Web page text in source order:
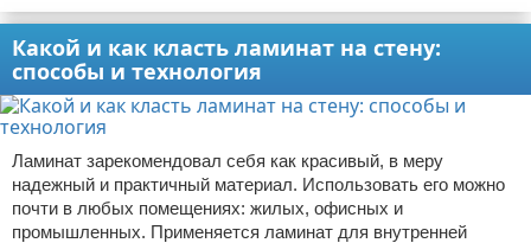
Какой и как класть ламинат на стену:
способы и технология
Ламинат зарекомендовал себя как красивый, в меру
надежный и практичный материал. Использовать его можно
почти в любых помещениях: жилых, офисных и
промышленных. Применяется ламинат для внутренней